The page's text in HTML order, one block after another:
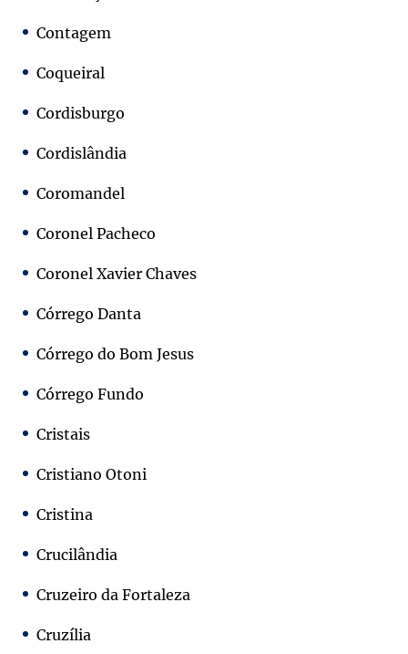
Contagem
Coqueiral
Cordisburgo
Cordislândia
Coromandel
Coronel Pacheco
Coronel Xavier Chaves
Córrego Danta
Córrego do Bom Jesus
Córrego Fundo
Cristais
Cristiano Otoni
Cristina
Crucilândia
Cruzeiro da Fortaleza
Cruzília